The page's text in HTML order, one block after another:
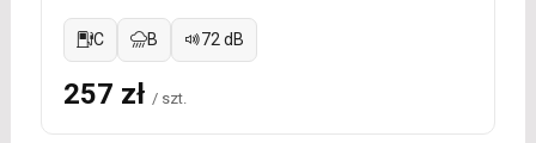
C B 72 dB
257 zł / szt.